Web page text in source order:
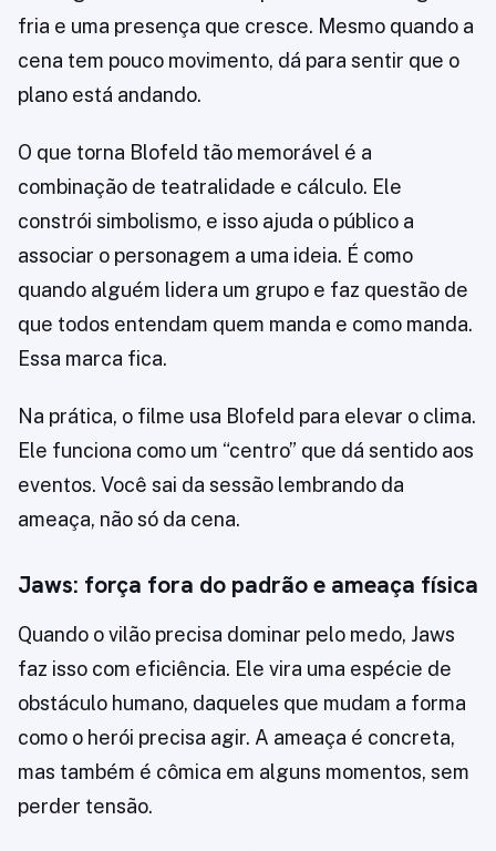
fria e uma presença que cresce. Mesmo quando a
cena tem pouco movimento, dá para sentir que o
plano está andando.
O que torna Blofeld tão memorável é a
combinação de teatralidade e cálculo. Ele
constrói simbolismo, e isso ajuda o público a
associar o personagem a uma ideia. É como
quando alguém lidera um grupo e faz questão de
que todos entendam quem manda e como manda.
Essa marca fica.
Na prática, o filme usa Blofeld para elevar o clima.
Ele funciona como um “centro” que dá sentido aos
eventos. Você sai da sessão lembrando da
ameaça, não só da cena.
Jaws: força fora do padrão e ameaça física
Quando o vilão precisa dominar pelo medo, Jaws
faz isso com eficiência. Ele vira uma espécie de
obstáculo humano, daqueles que mudam a forma
como o herói precisa agir. A ameaça é concreta,
mas também é cômica em alguns momentos, sem
perder tensão.